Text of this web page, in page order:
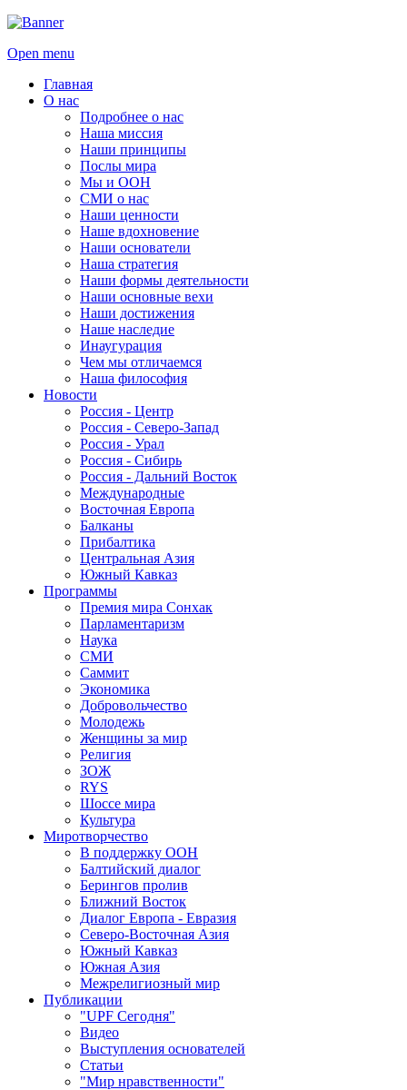
Open menu
Главная
О нас
Подробнее о нас
Наша миссия
Наши принципы
Послы мира
Мы и ООН
СМИ о нас
Наши ценности
Наше вдохновение
Наши основатели
Наша стратегия
Наши формы деятельности
Наши основные вехи
Наши достижения
Наше наследие
Инаугурация
Чем мы отличаемся
Наша философия
Новости
Россия - Центр
Россия - Северо-Запад
Россия - Урал
Россия - Сибирь
Россия - Дальний Восток
Международные
Восточная Европа
Балканы
Прибалтика
Центральная Азия
Южный Кавказ
Программы
Премия мира Сонхак
Парламентаризм
Наука
СМИ
Саммит
Экономика
Добровольчество
Молодежь
Женщины за мир
Религия
ЗОЖ
RYS
Шоссе мира
Культура
Миротворчество
В поддержку ООН
Балтийский диалог
Берингов пролив
Ближний Восток
Диалог Европа - Евразия
Северо-Восточная Азия
Южный Кавказ
Южная Азия
Межрелигиозный мир
Публикации
"UPF Сегодня"
Видео
Выступления основателей
Статьи
"Мир нравственности"